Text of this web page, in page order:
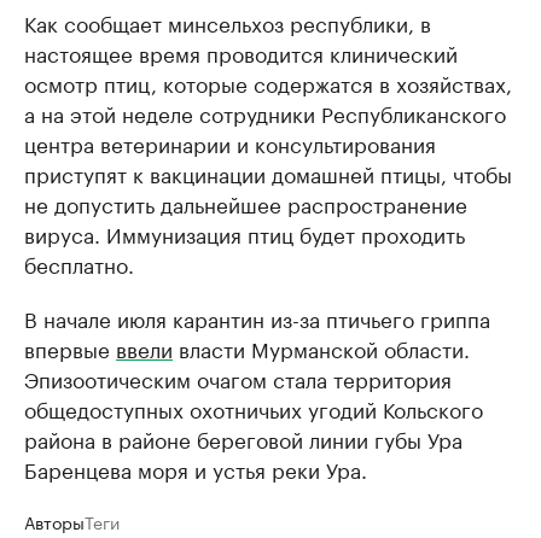
Как сообщает минсельхоз республики, в
настоящее время проводится клинический
осмотр птиц, которые содержатся в хозяйствах,
а на этой неделе сотрудники Республиканского
центра ветеринарии и консультирования
приступят к вакцинации домашней птицы, чтобы
не допустить дальнейшее распространение
вируса. Иммунизация птиц будет проходить
бесплатно.
В начале июля карантин из-за птичьего гриппа
впервые ввели власти Мурманской области.
Эпизоотическим очагом стала территория
общедоступных охотничьих угодий Кольского
района в районе береговой линии губы Ура
Баренцева моря и устья реки Ура.
АвторыТеги